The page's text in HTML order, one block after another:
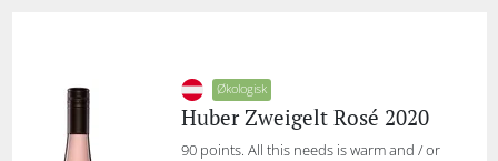
Økologisk
Huber Zweigelt Rosé 2020
90 points. All this needs is warm and / or